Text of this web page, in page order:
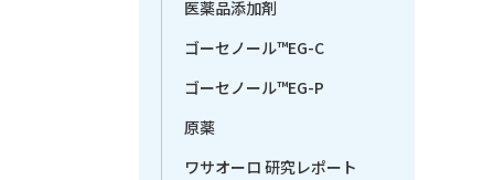
医薬品添加剤
ゴーセノール™EG-C
ゴーセノール™EG-P
原薬
ワサオーロ 研究レポート